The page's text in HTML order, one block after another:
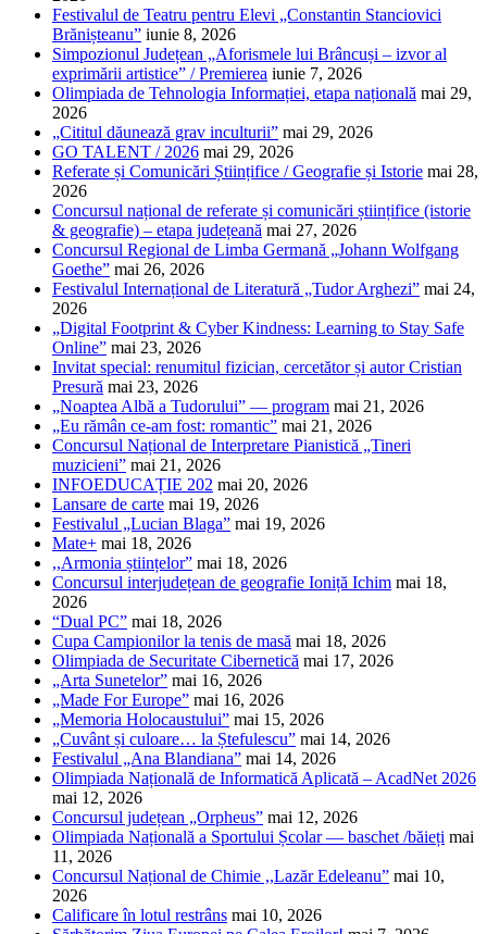
Festivalul de Teatru pentru Elevi „Constantin Stanciovici
Brănișteanu” iunie 8, 2026
Simpozionul Județean „Aforismele lui Brâncuși – izvor al
exprimării artistice” / Premierea iunie 7, 2026
Olimpiada de Tehnologia Informației, etapa națională mai 29,
2026
„Cititul dăunează grav inculturii” mai 29, 2026
GO TALENT / 2026 mai 29, 2026
Referate și Comunicări Științifice / Geografie și Istorie mai 28,
2026
Concursul național de referate și comunicări științifice (istorie
& geografie) – etapa județeană mai 27, 2026
Concursul Regional de Limba Germană „Johann Wolfgang
Goethe” mai 26, 2026
Festivalul Internațional de Literatură „Tudor Arghezi” mai 24,
2026
„Digital Footprint & Cyber Kindness: Learning to Stay Safe
Online” mai 23, 2026
Invitat special: renumitul fizician, cercetător și autor Cristian
Presură mai 23, 2026
„Noaptea Albă a Tudorului” — program mai 21, 2026
„Eu rămân ce-am fost: romantic” mai 21, 2026
Concursul Național de Interpretare Pianistică „Tineri
muzicieni” mai 21, 2026
INFOEDUCAȚIE 202 mai 20, 2026
Lansare de carte mai 19, 2026
Festivalul „Lucian Blaga” mai 19, 2026
Mate+ mai 18, 2026
,,Armonia științelor” mai 18, 2026
Concursul interjudețean de geografie Ioniță Ichim mai 18,
2026
“Dual PC” mai 18, 2026
Cupa Campionilor la tenis de masă mai 18, 2026
Olimpiada de Securitate Cibernetică mai 17, 2026
„Arta Sunetelor” mai 16, 2026
„Made For Europe” mai 16, 2026
„Memoria Holocaustului” mai 15, 2026
„Cuvânt și culoare… la Ștefulescu” mai 14, 2026
Festivalul „Ana Blandiana” mai 14, 2026
Olimpiada Națională de Informatică Aplicată – AcadNet 2026
mai 12, 2026
Concursul județean „Orpheus” mai 12, 2026
Olimpiada Națională a Sportului Școlar — baschet /băieți mai
11, 2026
Concursul Național de Chimie ,,Lazăr Edeleanu” mai 10,
2026
Calificare în lotul restrâns mai 10, 2026